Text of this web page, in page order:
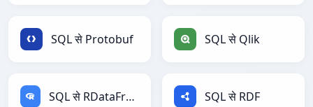
SQL से Protobuf SQL से Qlik
SQL से RDataFrame SQL से RDF